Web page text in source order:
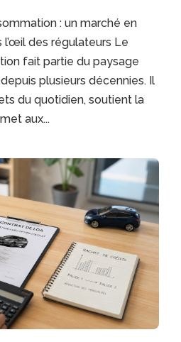
: un marché en
l’œil des régulateurs Le
fait partie du paysage
plusieurs décennies. Il
du quotidien, soutient la
aux...